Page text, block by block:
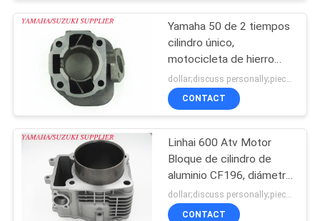
motocicleta)
Yamaha 50 de 2 tiempos
cilindro único,
motocicleta de hierro
fundido bloque de
cilindros
CONTACT
Linhai 600 Atv Motor
Bloque de cilindro de
aluminio CF196, diámetro
de perforación de 96
mm
dollar;discuss personally;piece MOQ:Negociación
CONTACT